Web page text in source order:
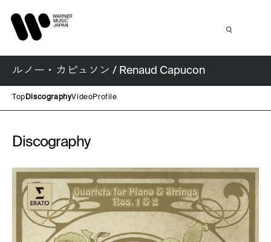
ルノー・カピュソン / Renaud Capucon
Top DiscographyVideoProfile
Discography